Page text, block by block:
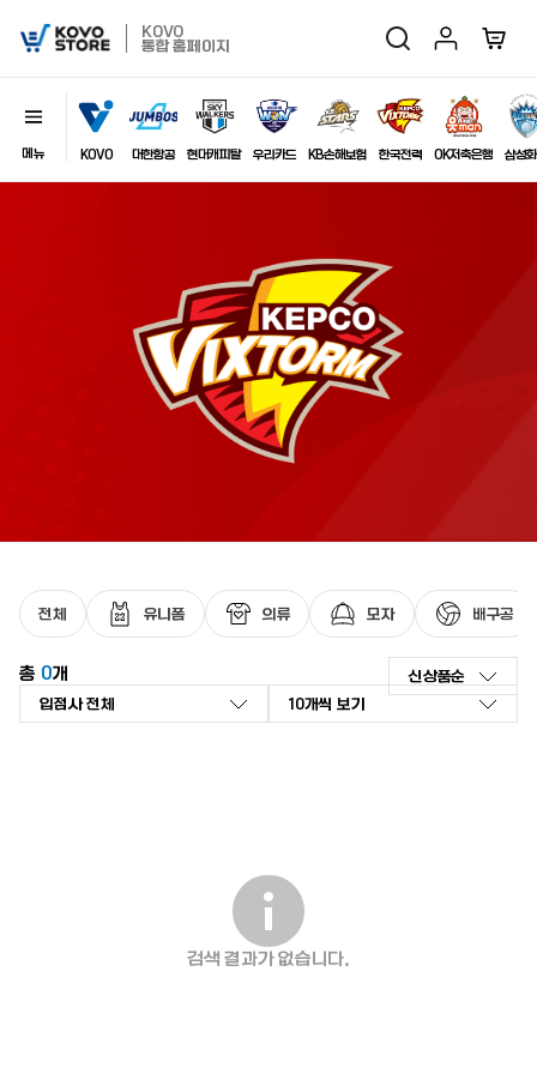
KOVO
Store
KOVO
통합 홈페이지
검색
닫기
자동저장
최근 검색어가 없습니다.
마이페이지장바구
이미지
KOVO 대한항공 현대캐피탈 우리카드 KB손해보험 한국전력 OK저축은행 삼성
전체 유니폼 의류 모자 배구공
총 0개 신상품순
검색 결과가 없습니다.